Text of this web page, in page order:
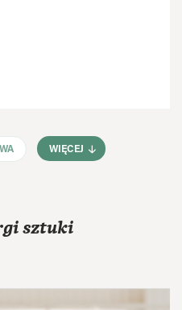
WIĘCEJ
sztuki